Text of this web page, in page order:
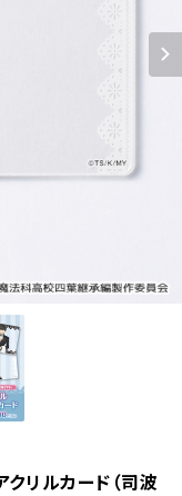
リルカード（司波